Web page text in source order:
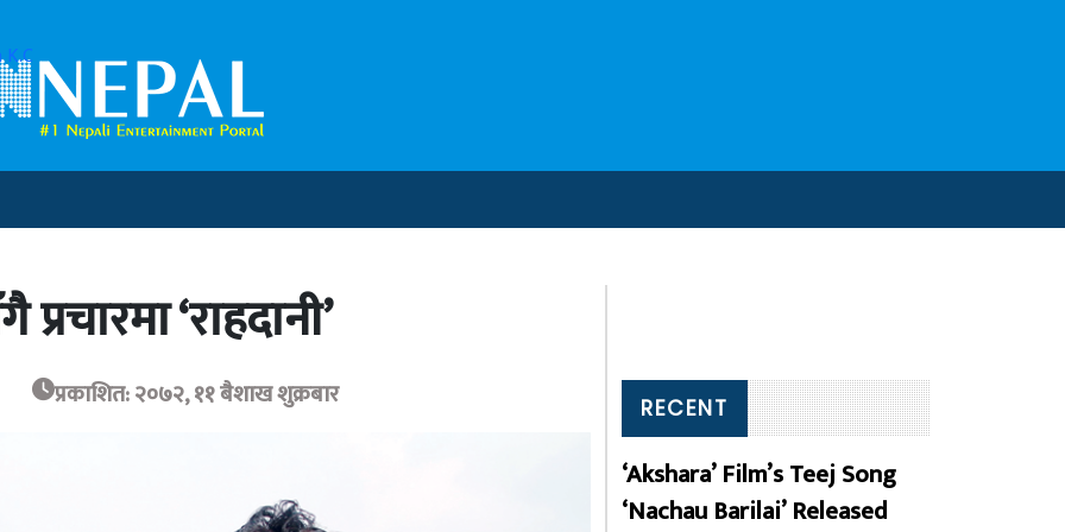
‘राहदानी’
प्रकाशित: २०७२, ११ बैशाख शुक्रबार RECENT
‘Akshara’ Film’s Teej Song
‘Nachau Barilai’ Released